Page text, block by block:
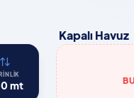
mt
Kapalı Havuz